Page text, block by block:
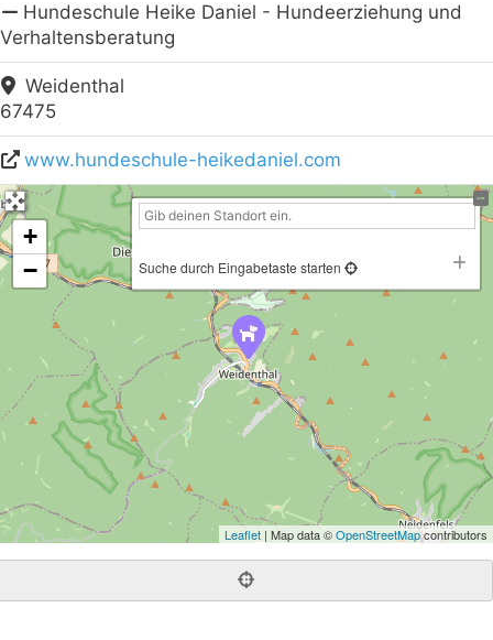
Hundeschule Heike Daniel - Hundeerziehung und
Verhaltensberatung
Weidenthal
67475
www.hundeschule-heikedaniel.com
+
−
Suche durch Eingabetaste starten
Leaflet | Map data ©OpenStreetMapcontributors